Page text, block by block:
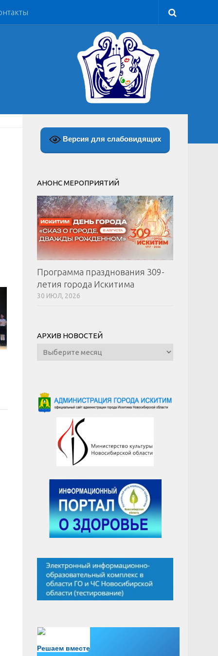
Версия для слабовидящих
АНОНС МЕРОПРИЯТИЙ
Программа празднования 309-
летия города Искитима
30 ИЮЛ, 2026
АРХИВ НОВОСТЕЙ
Архив
новостей
Решаем вместе